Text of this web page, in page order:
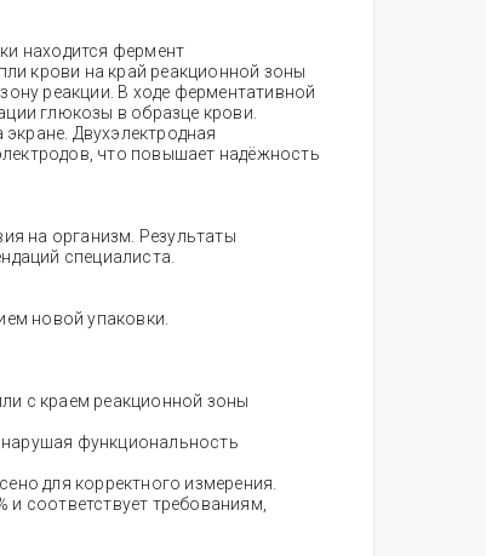
находится фермент
крови на край реакционной зоны
реакции. В ходе ферментативной
глюкозы в образце крови.
Двухэлектродная
что повышает надёжность
на организм. Результаты
специалиста.
новой упаковки.
с краем реакционной зоны
функциональность
для корректного измерения.
соответствует требованиям,